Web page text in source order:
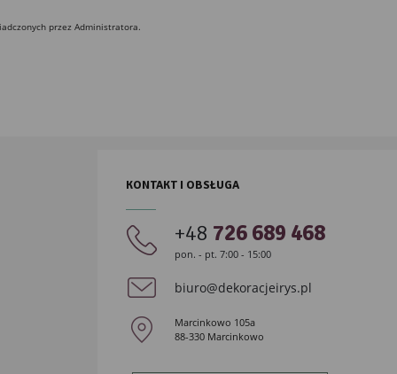
przez Administratora.
KONTAKT I OBSŁUGA
+48 726 689 468
pon. - pt. 7:00 - 15:00
biuro@dekoracjeirys.pl
Marcinkowo 105a
88-330 Marcinkowo